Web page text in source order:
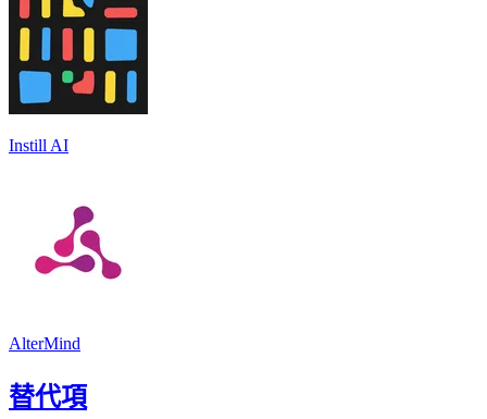
Instill AI
AlterMind
替代項